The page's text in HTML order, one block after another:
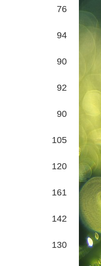
76
94
90
92
90
105
120
161
142
130